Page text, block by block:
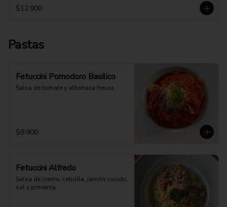
$12.900
Pastas
Fetuccini Pomodoro Basilico
Salsa de tomate y albahaca fresca
$9.900
Fetuccini Alfredo
Salsa de crema, cebolla, jamón cocido,
sal y pimienta